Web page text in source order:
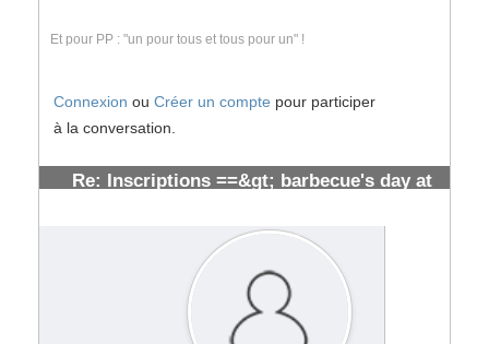
Et pour PP : "un pour tous et tous pour un" !
Connexion ou Créer un compte pour participer
à la conversation.
Re: Inscriptions ==&gt; barbecue's day at